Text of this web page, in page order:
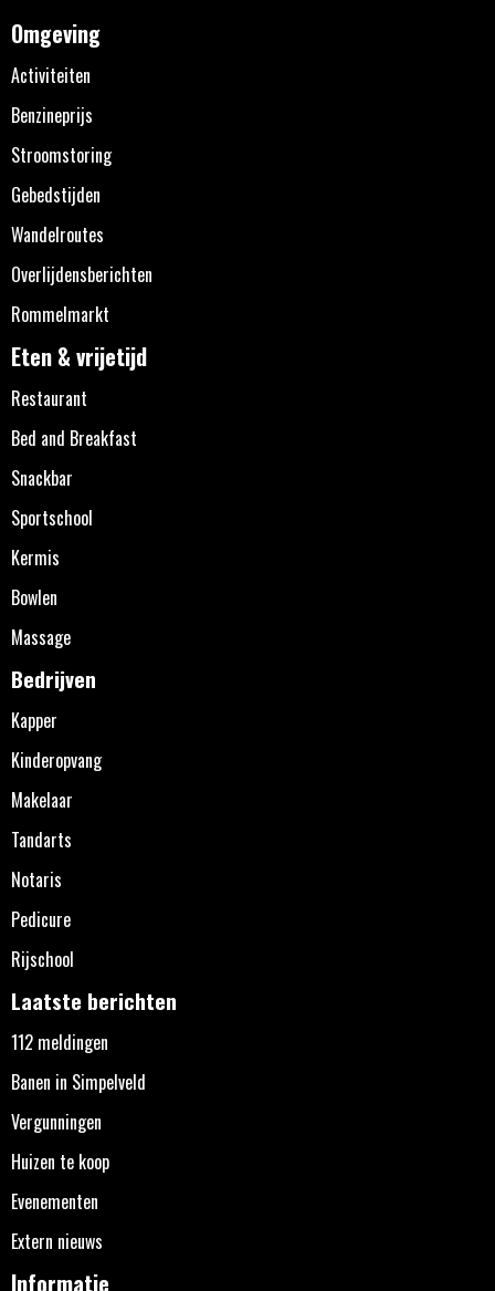
Omgeving
Activiteiten
Benzineprijs
Stroomstoring
Gebedstijden
Wandelroutes
Overlijdensberichten
Rommelmarkt
Eten & vrijetijd
Restaurant
Bed and Breakfast
Snackbar
Sportschool
Kermis
Bowlen
Massage
Bedrijven
Kapper
Kinderopvang
Makelaar
Tandarts
Notaris
Pedicure
Rijschool
Laatste berichten
112 meldingen
Banen in Simpelveld
Vergunningen
Huizen te koop
Evenementen
Extern nieuws
Informatie